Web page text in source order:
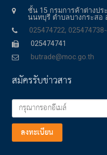
ชั้น 15 กรมการค้าต่างป
นนทบุรี ตำบลบางกระสอ
025474722,
025474741
butrade@moc.go.th
สมัครรับข่าวสาร
ลงทะเบียน